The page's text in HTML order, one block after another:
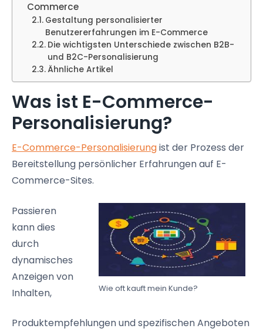
Commerce
Gestaltung personalisierter
Benutzererfahrungen im E-Commerce
Die wichtigsten Unterschiede zwischen B2B-
und B2C-Personalisierung
Ähnliche Artikel
Was ist E-Commerce-
Personalisierung?
E-Commerce-Personalisierungist der Prozess der
Bereitstellung persönlicher Erfahrungen auf E-
Commerce-Sites.
Wie oft kauft mein Kunde?
Passieren
kann dies
durch
dynamisches
Anzeigen von
Inhalten,
Produktempfehlungenund spezifischen Angeboten